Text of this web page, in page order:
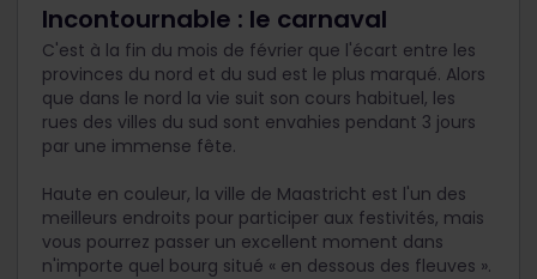
Incontournable : le carnaval
C'est à la fin du mois de février que l'écart entre les
provinces du nord et du sud est le plus marqué. Alors
que dans le nord la vie suit son cours habituel, les
rues des villes du sud sont envahies pendant 3 jours
par une immense fête.
Haute en couleur, la ville de Maastricht est l'un des
meilleurs endroits pour participer aux festivités, mais
vous pourrez passer un excellent moment dans
n'importe quel bourg situé « en dessous des fleuves ».